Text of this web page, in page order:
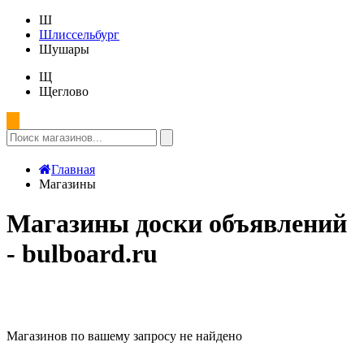
Ш
Шлиссельбург
Шушары
Щ
Щеглово
Главная
Магазины
Магазины доски объявлений
- bulboard.ru
Магазинов по вашему запросу не найдено